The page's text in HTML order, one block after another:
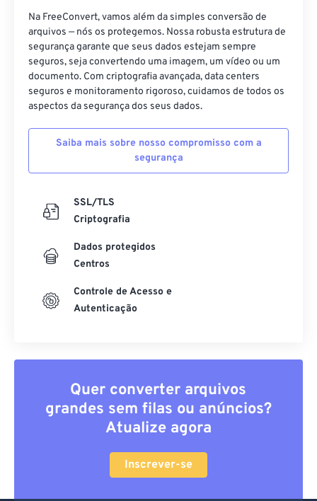
Na FreeConvert, vamos além da simples conversão de
arquivos — nós os protegemos. Nossa robusta estrutura de
segurança garante que seus dados estejam sempre
seguros, seja convertendo uma imagem, um vídeo ou um
documento. Com criptografia avançada, data centers
seguros e monitoramento rigoroso, cuidamos de todos os
aspectos da segurança dos seus dados.
Saiba mais sobre nosso compromisso com a
segurança
SSL/TLS
Criptografia
Dados protegidos
Centros
Controle de Acesso e
Autenticação
Quer converter arquivos
grandes sem filas ou anúncios?
Atualize agora
Inscrever-se